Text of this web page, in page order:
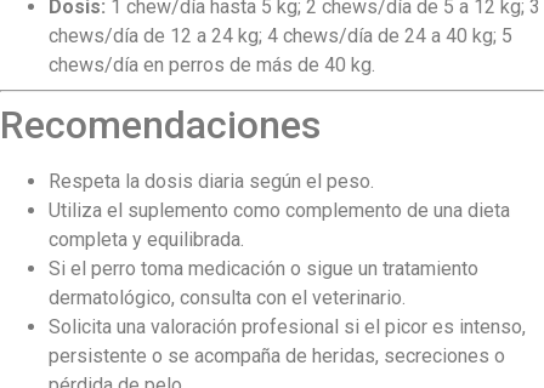
Dosis: 1 chew/día hasta 5 kg; 2 chews/día de 5 a 12 kg; 3
chews/día de 12 a 24 kg; 4 chews/día de 24 a 40 kg; 5
chews/día en perros de más de 40 kg.
Recomendaciones
Respeta la dosis diaria según el peso.
Utiliza el suplemento como complemento de una dieta
completa y equilibrada.
Si el perro toma medicación o sigue un tratamiento
dermatológico, consulta con el veterinario.
Solicita una valoración profesional si el picor es intenso,
persistente o se acompaña de heridas, secreciones o